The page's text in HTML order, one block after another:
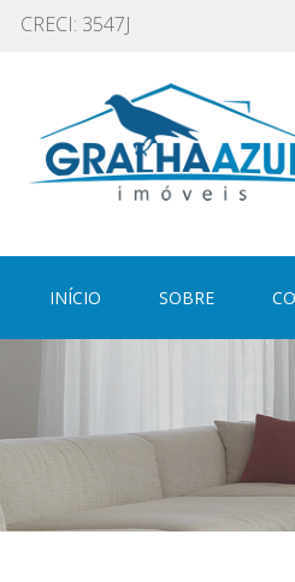
CRECI: 3547J
INÍCIO (CURRENT)SOBRE